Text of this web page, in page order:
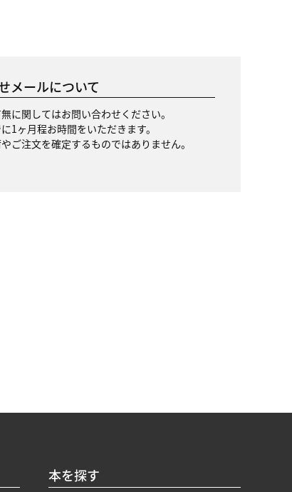
メールについて
に関してはお問い合わせください。
1ヶ月程お時間をいただきます。
ご注文を確定するものではありません。
本を探す